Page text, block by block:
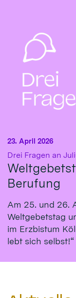
Drei Fragen an
Berufung
23. April 2026
Am 25. und 26.
Weltgebetstag
im Erzbistum
lebt sich selbst!“